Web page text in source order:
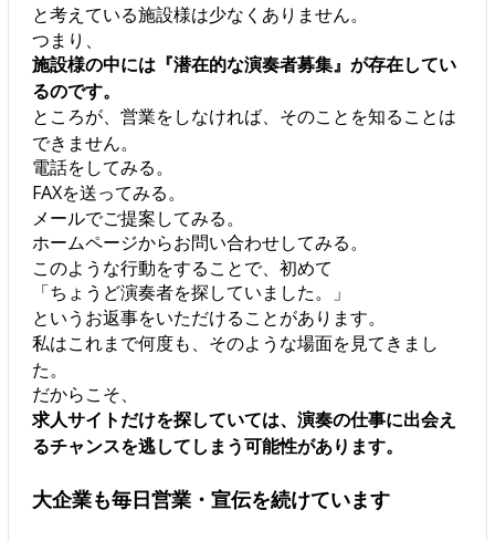
と考えている施設様は少なくありません。
つまり、
施設様の中には『潜在的な演奏者募集』が存在してい
るのです。
ところが、営業をしなければ、そのことを知ることは
できません。
電話をしてみる。
FAXを送ってみる。
メールでご提案してみる。
ホームページからお問い合わせしてみる。
このような行動をすることで、初めて
「ちょうど演奏者を探していました。」
というお返事をいただけることがあります。
私はこれまで何度も、そのような場面を見てきまし
た。
だからこそ、
求人サイトだけを探していては、演奏の仕事に出会え
るチャンスを逃してしまう可能性があります。
大企業も毎日営業・宣伝を続けています